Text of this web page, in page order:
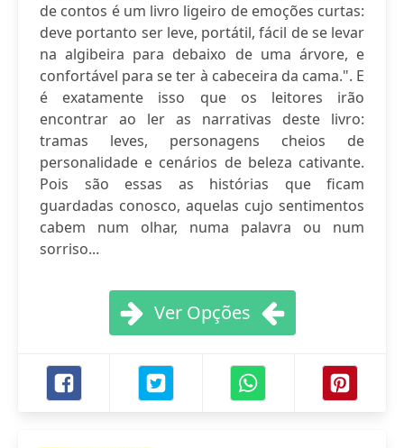
de contos é um livro ligeiro de emoções curtas:
deve portanto ser leve, portátil, fácil de se levar
na algibeira para debaixo de uma árvore, e
confortável para se ter à cabeceira da cama.". E
é exatamente isso que os leitores irão
encontrar ao ler as narrativas deste livro:
tramas leves, personagens cheios de
personalidade e cenários de beleza cativante.
Pois são essas as histórias que ficam
guardadas conosco, aquelas cujo sentimentos
cabem num olhar, numa palavra ou num
sorriso...
Ver Opções